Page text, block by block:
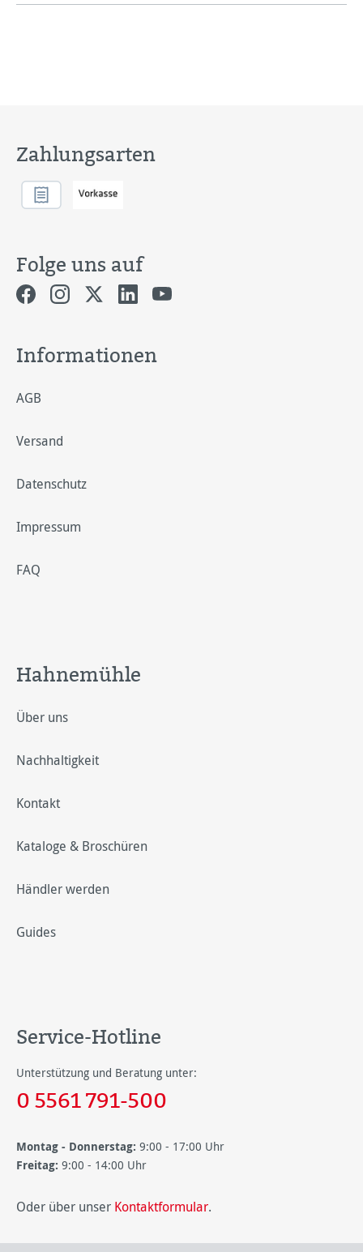
Zahlungsarten
Folge uns auf
Informationen
AGB
Versand
Datenschutz
Impressum
FAQ
Hahnemühle
Über uns
Nachhaltigkeit
Kontakt
Kataloge & Broschüren
Händler werden
Guides
Service-Hotline
Unterstützung und Beratung unter:
0 5561 791-500
Montag - Donnerstag: 9:00 - 17:00 Uhr
Freitag: 9:00 - 14:00 Uhr
Oder über unser Kontaktformular.